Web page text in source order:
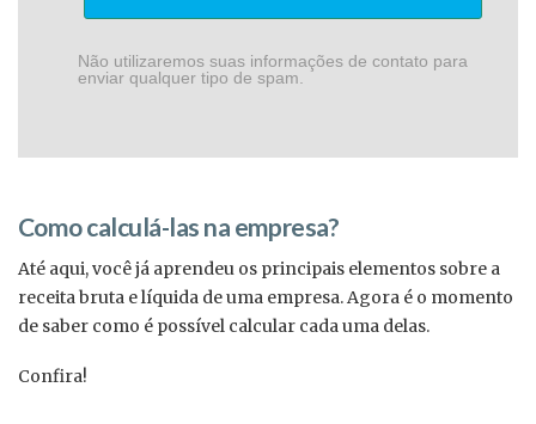
Não utilizaremos suas informações de contato para
enviar qualquer tipo de spam.
Como calculá-las na empresa?
Até aqui, você já aprendeu os principais elementos sobre a
receita bruta e líquida de uma empresa. Agora é o momento
de saber como é possível calcular cada uma delas.
Confira!